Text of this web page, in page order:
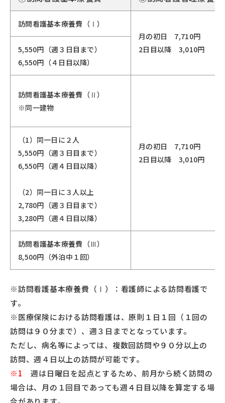
訪問看護基本療養費（Ⅰ）
月の初日 7,710円
2日目以降 3,010円
5,550円（週３日目まで）
6,550円（４日目以降）
訪問看護基本療養費（Ⅱ）
※同一建物
月の初日 7,710円
2日目以降 3,010円
（1）同一日に２人
5,550円（週３日目まで）
6,550円（週４日目以降）
（2）同一日に３人以上
2,780円（週３日目まで）
3,280円（週４日目以降）
訪問看護基本療養費（Ⅲ）
8,500円（外泊中１回）
※訪問看護基本療養費（Ⅰ）：看護師による訪問看護で
す。
※医療保険における訪問看護は、原則１日１回（１回の
訪問は９０分まで）、週３日までとなっています。
ただし、病名等によっては、複数回訪問や９０分以上の
訪問、週４日以上の訪問が可能です。
※1
週は日曜日を起点とするため、前月から続く訪問の
場合は、月の１回目であっても週４日目以降を算定する場